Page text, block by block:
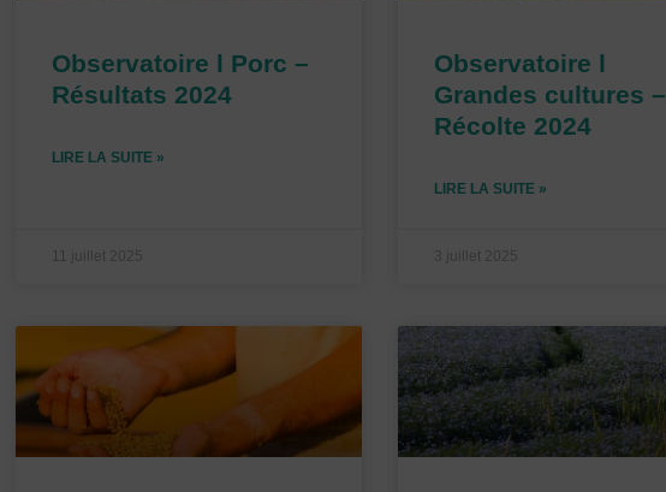
Observatoire l Porc –
Résultats 2024
LIRE LA SUITE »
11 juillet 2025
Observatoire l
Grandes cultures –
Récolte 2024
LIRE LA SUITE »
3 juillet 2025